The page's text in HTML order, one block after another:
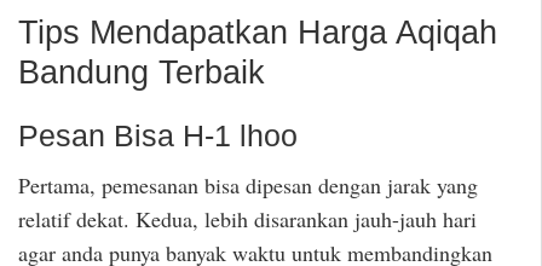
Tips Mendapatkan Harga Aqiqah
Bandung Terbaik
Pesan Bisa H-1 lhoo
Pertama, pemesanan bisa dipesan dengan jarak yang
relatif dekat. Kedua, lebih disarankan jauh-jauh hari
agar anda punya banyak waktu untuk membandingkan